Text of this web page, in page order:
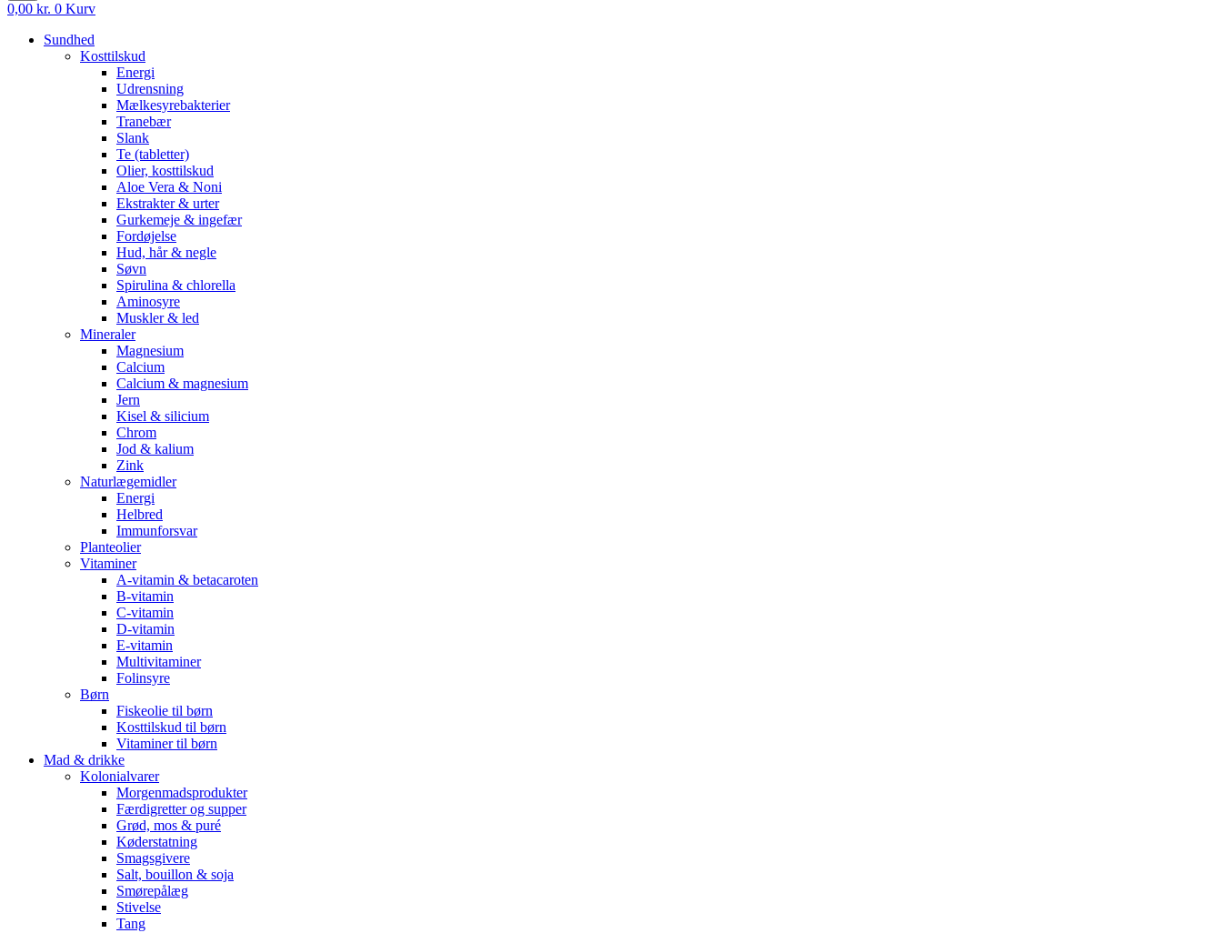
0,00 kr. 0 Kurv
Sundhed
Kosttilskud
Energi
Udrensning
Mælkesyrebakterier
Tranebær
Slank
Te (tabletter)
Olier, kosttilskud
Aloe Vera & Noni
Ekstrakter & urter
Gurkemeje & ingefær
Fordøjelse
Hud, hår & negle
Søvn
Spirulina & chlorella
Aminosyre
Muskler & led
Mineraler
Magnesium
Calcium
Calcium & magnesium
Jern
Kisel & silicium
Chrom
Jod & kalium
Zink
Naturlægemidler
Energi
Helbred
Immunforsvar
Planteolier
Vitaminer
A-vitamin & betacaroten
B-vitamin
C-vitamin
D-vitamin
E-vitamin
Multivitaminer
Folinsyre
Børn
Fiskeolie til børn
Kosttilskud til børn
Vitaminer til børn
Mad & drikke
Kolonialvarer
Morgenmadsprodukter
Færdigretter og supper
Grød, mos & puré
Køderstatning
Smagsgivere
Salt, bouillon & soja
Smørepålæg
Stivelse
Tang